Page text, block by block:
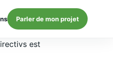
Parler de mon projet
est